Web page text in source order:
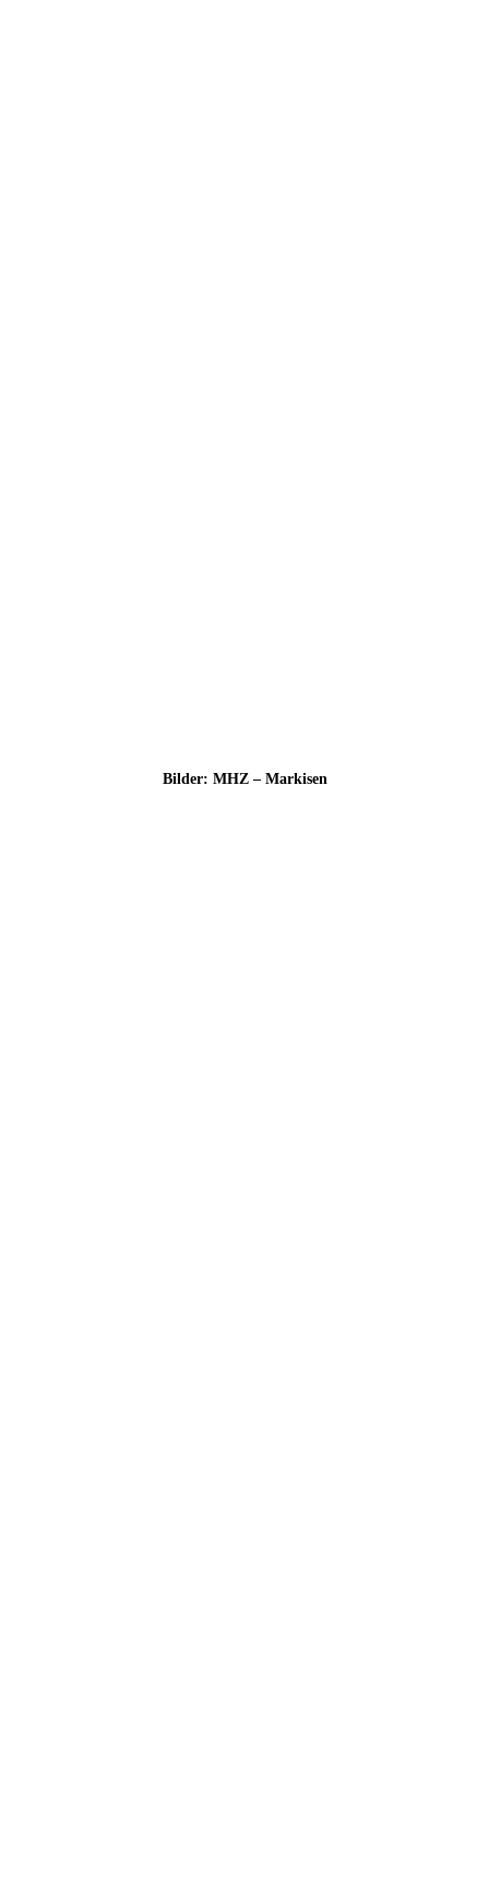
Bil­der: MHZ – Markisen